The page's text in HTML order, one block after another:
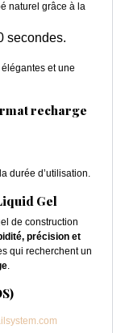
naturel grâce à la
secondes.
et une
recharge
durée d’utilisation.
Gel
de construction
précision et
qui recherchent un
.